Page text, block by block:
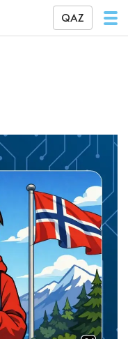
QAZ